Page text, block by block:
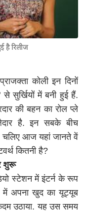
है रिलीज
कोली इन दिनों
सुर्खियों में बनी हुई हैं.
की बहन का रोल प्ले
है. इन सबके बीच
चलिए आज यहां जानते वें
कितनी है?
शुरू
स्टेशन में इंटर्न के रूप
अपना खुद का यूट्यूब
उठाया. यह उस समय